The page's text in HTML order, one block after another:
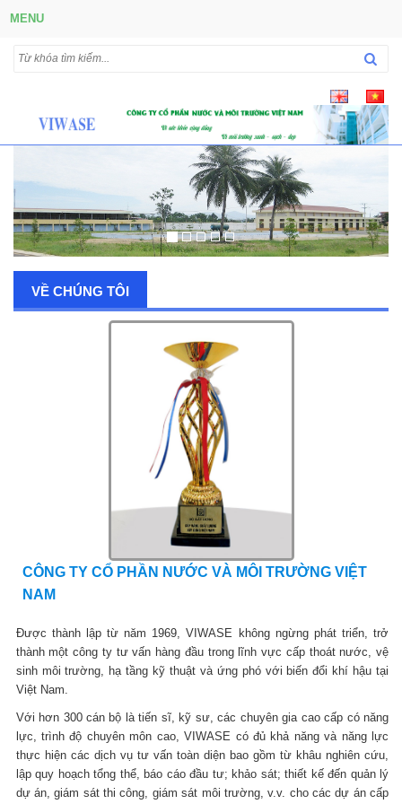
MENU
VỀ CHÚNG TÔI
CÔNG TY CỔ PHẦN NƯỚC VÀ MÔI TRƯỜNG VIỆT
NAM
Được thành lập từ năm 1969, VIWASE không ngừng phát triển, trở
thành một công ty tư vấn hàng đầu trong lĩnh vực cấp thoát nước, vệ
sinh môi trường, hạ tầng kỹ thuật và ứng phó với biến đổi khí hậu tại
Việt Nam.
Với hơn 300 cán bộ là tiến sĩ, kỹ sư, các chuyên gia cao cấp có năng
lực, trình độ chuyên môn cao, VIWASE có đủ khả năng và năng lực
thực hiện các dịch vụ tư vấn toàn diện bao gồm từ khâu nghiên cứu,
lập quy hoạch tổng thể, báo cáo đầu tư; khảo sát; thiết kế đến quản lý
dự án, giám sát thi công, giám sát môi trường, v.v. cho các dự án cấp